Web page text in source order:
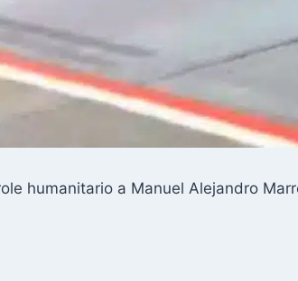
humanitario a Manuel Alejandro